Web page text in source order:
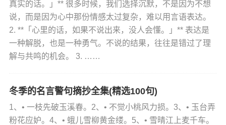
真实的话。」** 很多时候，我们选择沉默，不是因为不想
说，而是因为心中那份情感太过复杂，难以用言语表达。
2. **「心里的话，如果不说出来，没人会懂。」** 表达是
一种解脱，也是一种勇气。不说的结果，往往是错过了理
解与共鸣的机会。 3. ……
冬季的名言警句摘抄全集(精选100句)
1、• 一枝先破玉溪春。2、• 不觉小桃风力损。3、• 玉台弄
粉花应妒。4、• 蛾儿雪柳黄金缕。5、• 雪晴江上麦千车。